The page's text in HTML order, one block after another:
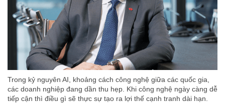
Trong kỷ nguyên AI, khoảng cách công nghệ giữa các quốc gia,
các doanh nghiệp đang dần thu hẹp. Khi công nghệ ngày càng dễ
tiếp cận thì điều gì sẽ thực sự tạo ra lợi thế cạnh tranh dài hạn.